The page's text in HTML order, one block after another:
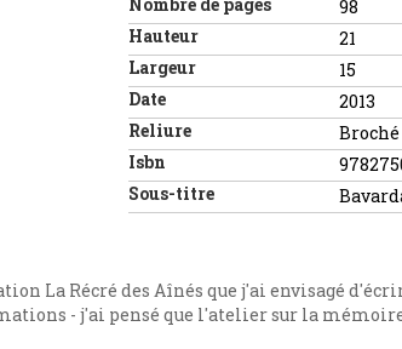
98
Hauteur
21
Largeur
15
Date
2013
Reliure
Broché
Isbn
Sous-titre
La Récré des Aînés que j'ai envisagé
- j'ai pensé que l'atelier sur la